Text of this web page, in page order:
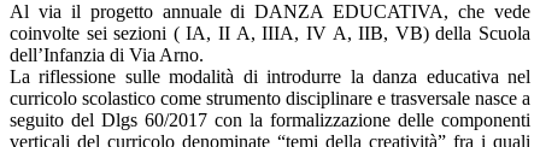
Al via il progetto annuale di DANZA EDUCATIVA, che vede
coinvolte sei sezioni ( IA, II A, IIIA, IV A, IIB, VB) della Scuola
dell’Infanzia di Via Arno.
La riflessione sulle modalità di introdurre la danza educativa nel
curricolo scolastico come strumento disciplinare e trasversale nasce a
seguito del Dlgs 60/2017 con la formalizzazione delle componenti
verticali del curricolo denominate “temi della creatività” fra i quali